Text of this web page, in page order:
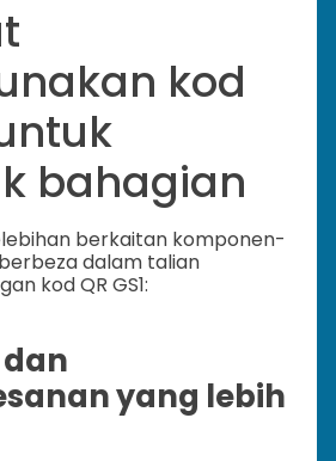
kod
bahagian
berkaitan komponen-
dalam talian
kod QR GS1:
yang lebih